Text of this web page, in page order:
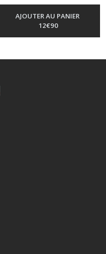
AJOUTER AU PANIER
12€90